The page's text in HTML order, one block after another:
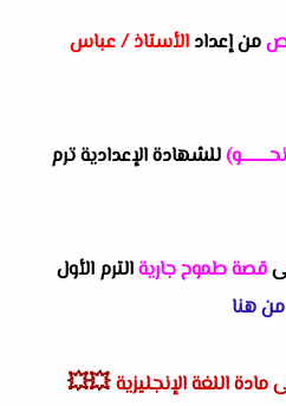
من إعداد الأستاذ / عباس
للشهادة الإعدادية ترم
قصة طموح جاريةالترم الأول
من هنا
مادة اللغة الإنجليزية 💥💥